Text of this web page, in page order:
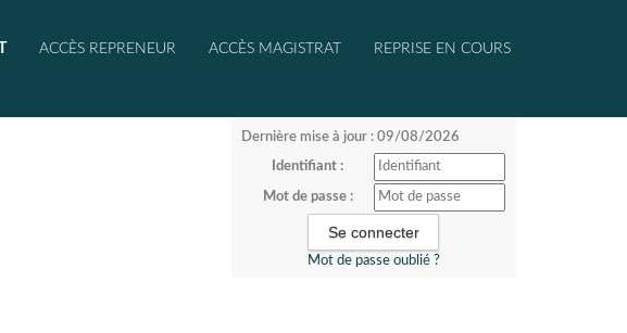
ACCÈS REPRENEUR ACCÈS MAGISTRAT REPRISE EN COURS
Dernière mise à jour : 09/08/2026
Identifiant :
Mot de passe :
Mot de passe oublié ?